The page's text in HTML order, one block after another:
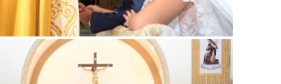
Guardar